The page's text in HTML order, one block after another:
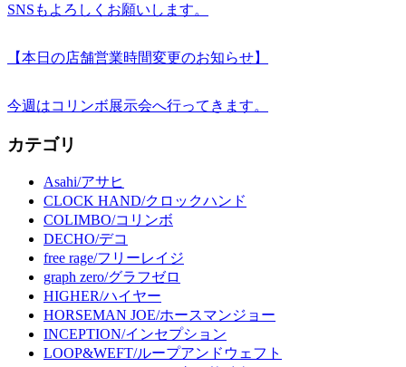
SNSもよろしくお願いします。
【本日の店舗営業時間変更のお知らせ】
今週はコリンボ展示会へ行ってきます。
カテゴリ
Asahi/アサヒ
CLOCK HAND/クロックハンド
COLIMBO/コリンボ
DECHO/デコ
free rage/フリーレイジ
graph zero/グラフゼロ
HIGHER/ハイヤー
HORSEMAN JOE/ホースマンジョー
INCEPTION/インセプション
LOOP&WEFT/ループアンドウェフト